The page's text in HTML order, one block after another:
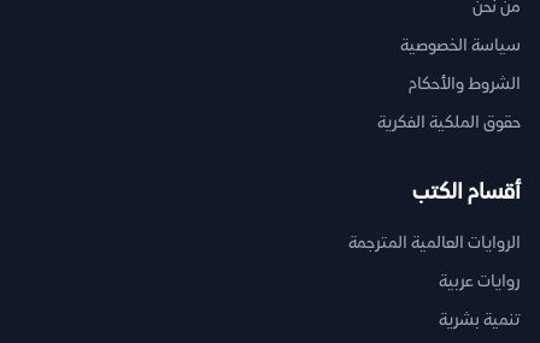
من نحن
سياسة الخصوصية
الشروط والأحكام
حقوق الملكية الفكرية
أقسام الكتب
الروايات العالمية المترجمة
روايات عربية
تنمية بشرية